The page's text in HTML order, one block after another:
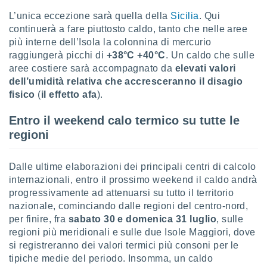
per
profili
dei
il
o la
di
L’unica eccezione sarà quella della Sicilia. Qui
continuerà a fare piuttosto caldo, tanto che nelle aree
più interne dell’Isola la colonnina di mercurio
raggiungerà picchi di +38°C +40°C. Un caldo che sulle
aree costiere sarà accompagnato da elevati valori
dell’umidità relativa che accresceranno il disagio
fisico (il effetto afa).
Entro il weekend calo termico su tutte le
regioni
Dalle ultime elaborazioni dei principali centri di calcolo
internazionali, entro il prossimo weekend il caldo andrà
progressivamente ad attenuarsi su tutto il territorio
nazionale, cominciando dalle regioni del centro-nord,
per finire, fra sabato 30 e domenica 31 luglio, sulle
regioni più meridionali e sulle due Isole Maggiori, dove
si registreranno dei valori termici più consoni per le
tipiche medie del periodo. Insomma, un caldo